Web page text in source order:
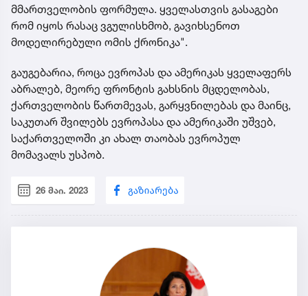
მმართველობის ფორმულა. ყველასთვის გასაგები
რომ იყოს რასაც ვგულისხმობ, გავიხსენოთ
მოდელირებული ომის ქრონიკა".
გაუგებარია, როცა ევროპას და ამერიკას ყველაფერს
აბრალებ, მეორე ფრონტის გახსნის მცდელობას,
ქართველობის წართმევას, გარყვნილებას და მაინც,
საკუთარ შვილებს ევროპასა და ამერიკაში უშვებ,
საქართველოში კი ახალ თაობას ევროპულ
მომავალს უსპობ.
26 მაი. 2023